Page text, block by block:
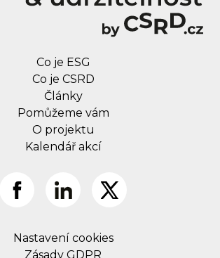
Co je ESG
Co je CSRD
Články
Pomůžeme vám
O projektu
Kalendář akcí
Nastavení cookies
Zásady GDPR